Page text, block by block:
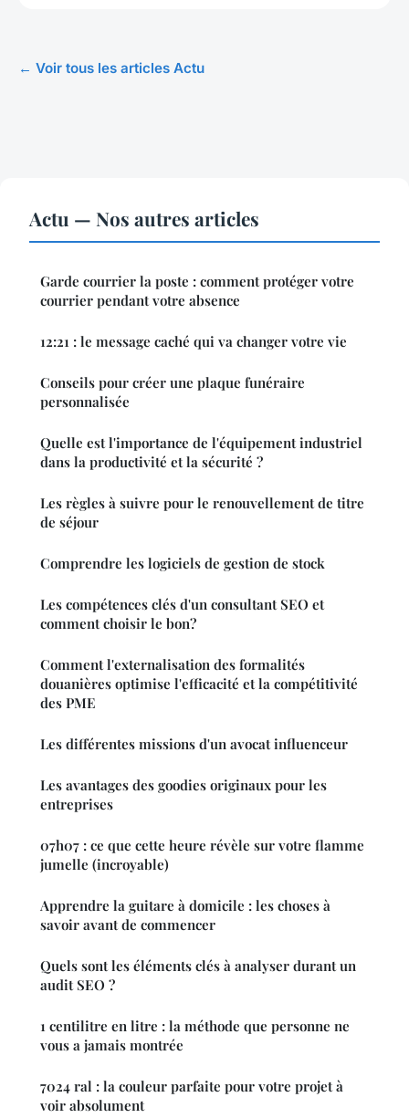
← Voir tous les articles Actu
Actu — Nos autres articles
Garde courrier la poste : comment protéger votre
courrier pendant votre absence
12:21 : le message caché qui va changer votre vie
Conseils pour créer une plaque funéraire
personnalisée
Quelle est l'importance de l'équipement industriel
dans la productivité et la sécurité ?
Les règles à suivre pour le renouvellement de titre
de séjour
Comprendre les logiciels de gestion de stock
Les compétences clés d'un consultant SEO et
comment choisir le bon?
Comment l'externalisation des formalités
douanières optimise l'efficacité et la compétitivité
des PME
Les différentes missions d'un avocat influenceur
Les avantages des goodies originaux pour les
entreprises
07h07 : ce que cette heure révèle sur votre flamme
jumelle (incroyable)
Apprendre la guitare à domicile : les choses à
savoir avant de commencer
Quels sont les éléments clés à analyser durant un
audit SEO ?
1 centilitre en litre : la méthode que personne ne
vous a jamais montrée
7024 ral : la couleur parfaite pour votre projet à
voir absolument